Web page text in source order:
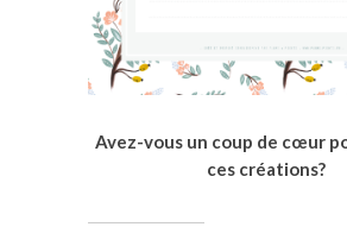
Avez-vous un coup de cœur
ces créations?